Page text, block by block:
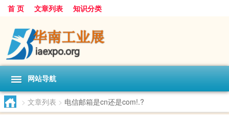
首 页 文章列表 知识分类
网站导航
> 文章列表 > 电信邮箱是cn还是com!.?